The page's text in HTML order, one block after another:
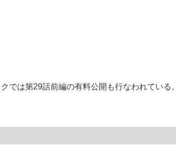
では第29話前編の有料公開も行なわれている。